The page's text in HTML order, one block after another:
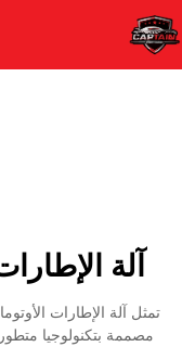
آلة
تمثل آلة الإطارات
مصممة بتكنولوجيا